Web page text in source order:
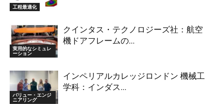
工程最適化
実用的なシミュレ
ーション
クインタス・テクノロジーズ社：航空
機ドアフレームの...
バリュー・エンジ
ニアリング
インペリアルカレッジロンドン 機械工
学科：インダス...